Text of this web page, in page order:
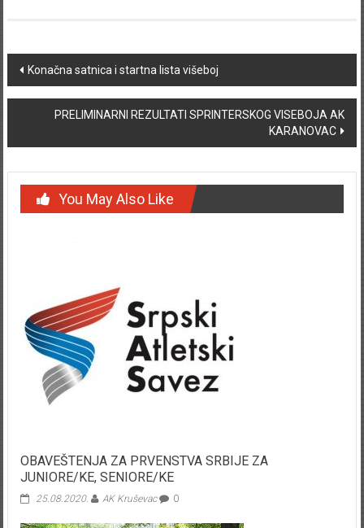
Post navigation
Konačna satnica i startna lista višeboj
PRELIMINARNI REZULTATI SPRINTERSKOG VISEBOJA AK
KARANOVAC
You May Also Like
OBAVEŠTENJA ZA PRVENSTVA SRBIJE ZA
JUNIORE/KE, SENIORE/KE
25.08.2020. AK Kruševac 0